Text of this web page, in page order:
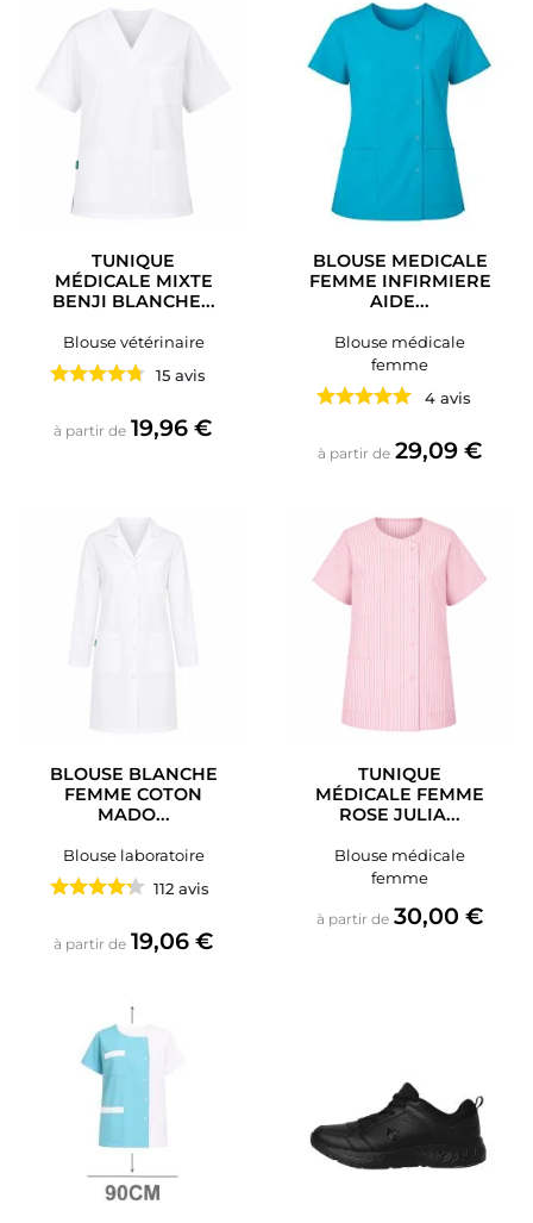
TUNIQUE
MÉDICALE MIXTE
BENJI BLANCHE...
Blouse vétérinaire
15 avis
à partir de Prix
19,96 €
BLOUSE MEDICALE
FEMME INFIRMIERE
AIDE...
Blouse médicale
femme
4 avis
à partir de Prix
29,09 €
BLOUSE BLANCHE
FEMME COTON
MADO...
Blouse laboratoire
112 avis
à partir de Prix
19,06 €
TUNIQUE
MÉDICALE FEMME
ROSE JULIA...
Blouse médicale
femme
à partir de Prix
30,00 €